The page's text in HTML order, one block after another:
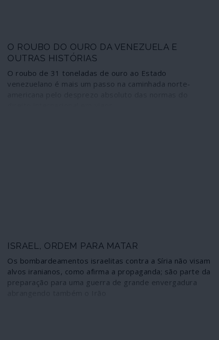
O ROUBO DO OURO DA VENEZUELA E
OUTRAS HISTÓRIAS
O roubo de 31 toneladas de ouro ao Estado
venezuelano é mais um passo na caminhada norte-
ISRAEL, ORDEM PARA MATAR
Os bombardeamentos israelitas contra a Síria não visam
alvos iranianos, como afirma a propaganda; são parte da
preparação para uma guerra de grande envergadura